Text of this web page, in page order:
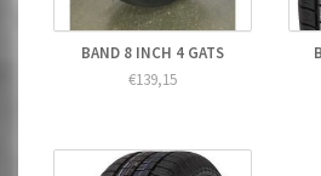
BAND 8 INCH 4 GATS
€139,15